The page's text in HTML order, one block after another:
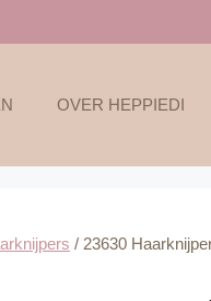
OVER HEPPIEDI
/ 23630